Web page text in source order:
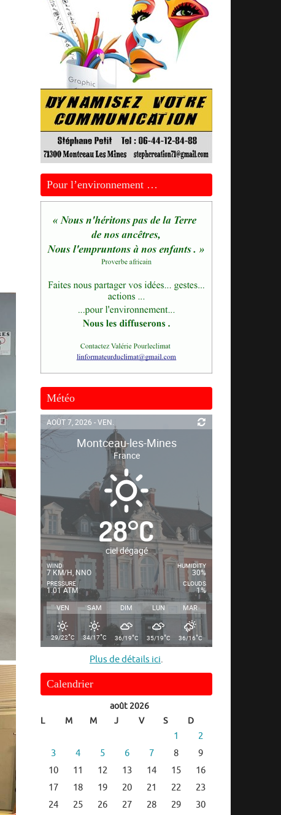
Pour l’environnement …
Météo
AOÛT 7, 2026 - VEN.
Montceau-les-Mines
France
28°C
ciel dégagé
WIND
7 KM/H, NNO
PRESSURE
1.01 ATM
HUMIDITY
30%
CLOUDS
1%
VEN SAM DIM LUN MAR
29/22°C 34/17°C 36/19°C 35/19°C 36/16°C
Plus de détails ici.
Calendrier
août 2026
L
M M J V S D
1
2
3
4 5 6 7 8
9
10
11 12 13 14 15
16
17
18 19 20 21 22
23
24
25 26 27 28 29
30